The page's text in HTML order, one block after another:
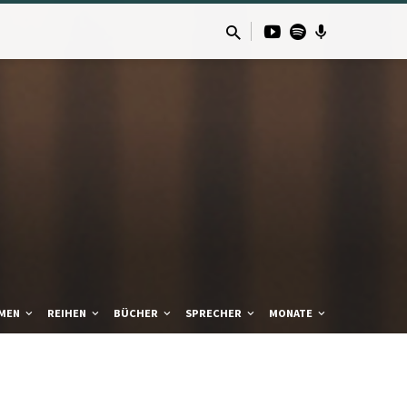
REIHEN BÜCHER SPRECHER MONATE